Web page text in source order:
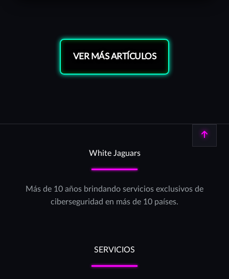
VER MÁS ARTÍCULOS
White Jaguars
Más de 10 años brindando servicios exclusivos de
ciberseguridad en más de 10 países.
SERVICIOS